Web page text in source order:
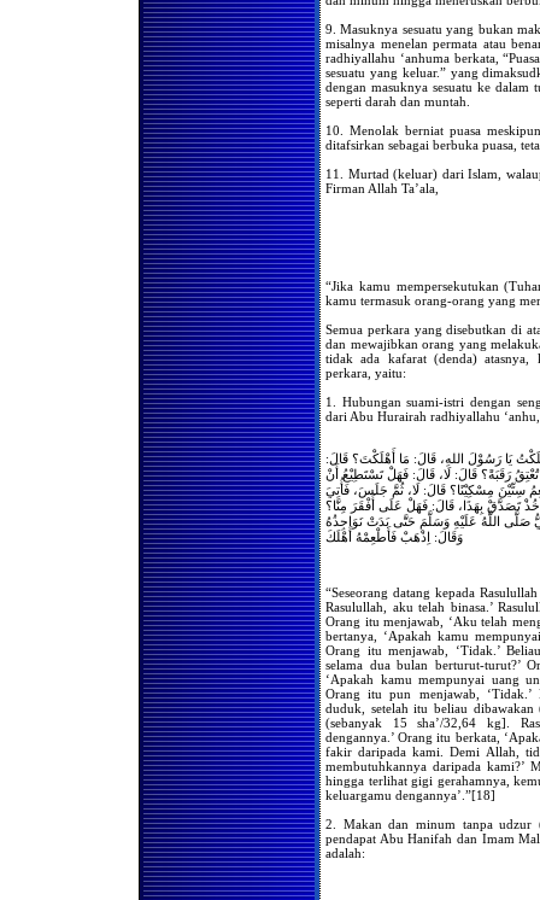
Berkumpulnya Wanita Untuk
Shalat Tarawih
Bolehkah Seorang Wanita
Shalat Sendiri dibelakang
Shaf
Bolehkah kaum Wanita
Menetapkan Seorang Wanita
Untuk Mengimami Mereka
Dalam Melakukan Shalat di
Bulan Ramadhan
Wajibkah Kaum Wanita
Melaksanakan Shalat
Berjama'ah di Rumah
Apa hukum Shalat
Berjama'ah Bagi Kaum
Wanita
Apakah Ada Niat Khusus
Bagi Imam Yg Mengimami
Shalat Kaum Pria & Wanita
Shalatnya Piket Penjaga (
Satpam )
Gerakan Dalam Shalat
Hukum Gerakan Sia-Sia Di
Dalam Shalat
Hukum Gerakan Sia-Sia Di
Dalam Shalat
Keengganan Para Sopir
Untuk Shalat Jama’ah
Hukum Menangguhkan
Shalat Hingga Malam Hari
Hukum Meremehkan Shalat
Hukum Menangguhkan
Shalat Subuh Dari Waktunya
Dampak Hukum Bagi yang
Meninggalkan Shalat
Hukum Shalat Seorang
Imam Tanpa Wudhu Karena
Lupa
Hukum Orang yang
Tayammum Menjadi Imam
Para Makmum yang
Berwudhu
Posisi Kedua Kaki Ketika
Berdiri Dalam Shalat
Hukum Meninggalkan Salah
Satu Rukun Shalat
Jika Ketika Shalat Ragu
Apakah Ia Meninggalkan
Salah Satu Rukun
9. Masuknya sesuatu yang bukan
misalnya menelan permata atau
radhiyallahu ‘anhuma berkata,
sesuatu yang keluar.” yang
dengan masuknya sesuatu ke dalam
seperti darah dan muntah.
10. Menolak berniat puasa
ditafsirkan sebagai berbuka puasa,
11. Murtad (keluar) dari Islam,
Firman Allah Ta’ala,
“Jika kamu mempersekutukan
kamu termasuk orang-orang yang
Semua perkara yang disebutkan di
dan mewajibkan orang yang
tidak ada kafarat (denda)
perkara, yaitu:
1. Hubungan suami-istri dengan
dari Abu Hurairah radhiyallahu ‘anhu,
يَا رَسُوْلَ اللهِ، قَالَ: مَا أَهْلَكْتَ؟ قَالَ:
رَقَبَةً؟ قَالَ: لَا، قَالَ: فَهَلْ تَسْتَطِيْعُ أَنْ
سِتِّيْنَ مِسْكِيْنًا؟ قَالَ: لَا، ثُمَّ جَلَسَ، فَأُتِيَ
تَصَدَّقْ بِهَذَا، قَالَ: فَهَلْ عَلَى أَفْقَرَ مِنَّا؟
صَلَّى اللَّهُ عَلَيْهِ وَسَلَّمَ حَتَّى بَدَتْ نَوَاجِذُهُ
وَقَالَ: اِذْهَبْ فَأَطْعِمْهُ أَهْلَكَ
“Seseorang datang kepada
Rasulullah, aku telah binasa.’
Orang itu menjawab, ‘Aku telah
bertanya, ‘Apakah kamu
Orang itu menjawab, ‘Tidak.’
selama dua bulan berturut-turut?’
‘Apakah kamu mempunyai uang
Orang itu pun menjawab, ‘Tidak.’
duduk, setelah itu beliau dibawakan
(sebanyak 15 sha’/32,64 kg].
dengannya.’ Orang itu berkata,
fakir daripada kami. Demi Allah,
membutuhkannya daripada kami?’
hingga terlihat gigi gerahamnya,
keluargamu dengannya’.”[18]
2. Makan dan minum tanpa udzur
pendapat Abu Hanifah dan Imam
adalah: